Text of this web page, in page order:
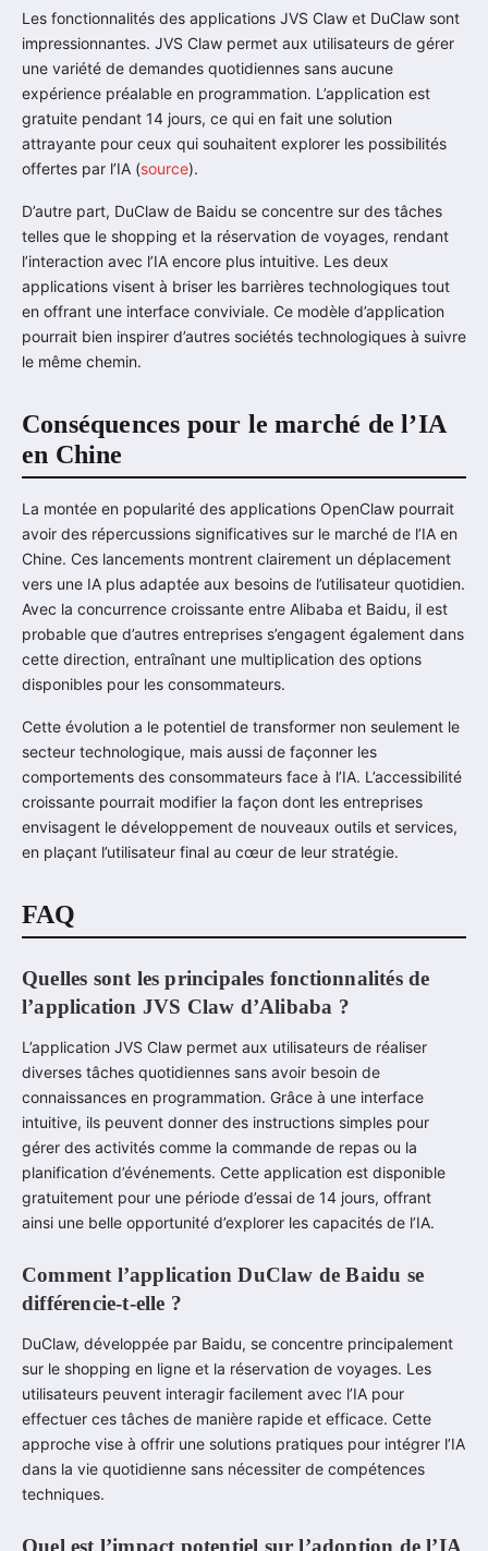
Les fonctionnalités des applications JVS Claw et DuClaw sont
impressionnantes. JVS Claw permet aux utilisateurs de gérer
une variété de demandes quotidiennes sans aucune
expérience préalable en programmation. L’application est
gratuite pendant 14 jours, ce qui en fait une solution
attrayante pour ceux qui souhaitent explorer les possibilités
offertes par l’IA (source).
D’autre part, DuClaw de Baidu se concentre sur des tâches
telles que le shopping et la réservation de voyages, rendant
l’interaction avec l’IA encore plus intuitive. Les deux
applications visent à briser les barrières technologiques tout
en offrant une interface conviviale. Ce modèle d’application
pourrait bien inspirer d’autres sociétés technologiques à suivre
le même chemin.
Conséquences pour le marché de l’IA
en Chine
La montée en popularité des applications OpenClaw pourrait
avoir des répercussions significatives sur le marché de l’IA en
Chine. Ces lancements montrent clairement un déplacement
vers une IA plus adaptée aux besoins de l’utilisateur quotidien.
Avec la concurrence croissante entre Alibaba et Baidu, il est
probable que d’autres entreprises s’engagent également dans
cette direction, entraînant une multiplication des options
disponibles pour les consommateurs.
Cette évolution a le potentiel de transformer non seulement le
secteur technologique, mais aussi de façonner les
comportements des consommateurs face à l’IA. L’accessibilité
croissante pourrait modifier la façon dont les entreprises
envisagent le développement de nouveaux outils et services,
en plaçant l’utilisateur final au cœur de leur stratégie.
FAQ
Quelles sont les principales fonctionnalités de
l’application JVS Claw d’Alibaba ?
L’application JVS Claw permet aux utilisateurs de réaliser
diverses tâches quotidiennes sans avoir besoin de
connaissances en programmation. Grâce à une interface
intuitive, ils peuvent donner des instructions simples pour
gérer des activités comme la commande de repas ou la
planification d’événements. Cette application est disponible
gratuitement pour une période d’essai de 14 jours, offrant
ainsi une belle opportunité d’explorer les capacités de l’IA.
Comment l’application DuClaw de Baidu se
différencie-t-elle ?
DuClaw, développée par Baidu, se concentre principalement
sur le shopping en ligne et la réservation de voyages. Les
utilisateurs peuvent interagir facilement avec l’IA pour
effectuer ces tâches de manière rapide et efficace. Cette
approche vise à offrir une solutions pratiques pour intégrer l’IA
dans la vie quotidienne sans nécessiter de compétences
techniques.